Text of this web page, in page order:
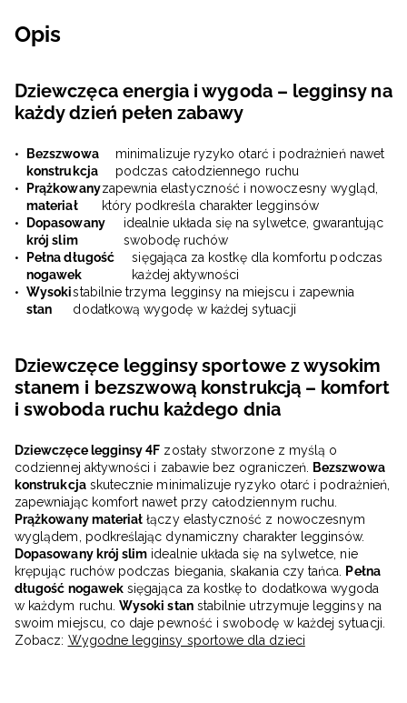
Opis
Dziewczęca energia i wygoda – legginsy na
każdy dzień pełen zabawy
Bezszwowa
konstrukcja
minimalizuje ryzyko otarć i podrażnień nawet
podczas całodziennego ruchu
Prążkowany
materiał
zapewnia elastyczność i nowoczesny wygląd,
który podkreśla charakter legginsów
Dopasowany
krój slim
idealnie układa się na sylwetce, gwarantując
swobodę ruchów
Pełna długość
nogawek
sięgająca za kostkę dla komfortu podczas
każdej aktywności
Wysoki
stan
stabilnie trzyma legginsy na miejscu i zapewnia
dodatkową wygodę w każdej sytuacji
Dziewczęce legginsy sportowe z wysokim
stanem i bezszwową konstrukcją – komfort
i swoboda ruchu każdego dnia
Dziewczęce legginsy 4F zostały stworzone z myślą o
codziennej aktywności i zabawie bez ograniczeń. Bezszwowa
konstrukcjaskutecznie minimalizuje ryzyko otarć i podrażnień,
zapewniając komfort nawet przy całodziennym ruchu.
Prążkowany materiał łączy elastyczność z nowoczesnym
wyglądem, podkreślając dynamiczny charakter legginsów.
Dopasowany krój slim idealnie układa się na sylwetce, nie
krępując ruchów podczas biegania, skakania czy tańca. Pełna
długość nogaweksięgająca za kostkę to dodatkowa wygoda
w każdym ruchu.Wysoki stanstabilnie utrzymuje legginsy na
swoim miejscu, co daje pewność i swobodę w każdej sytuacji.
Zobacz: Wygodne legginsy sportowe dla dzieci